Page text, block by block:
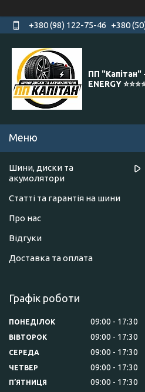
+380 (98) 122-75-46 +380
ПП "Капітан"
ENERGY
Шини, диски та
акумолятори
Статті та гарантія на шини
Про нас
Відгуки
Доставка та оплата
Графік роботи
ПОНЕДІЛОК 09:00 17:30
ВІВТОРОК 09:00 17:30
СЕРЕДА 09:00 17:30
ЧЕТВЕР 09:00 17:30
ПʼЯТНИЦЯ 09:00 17:30